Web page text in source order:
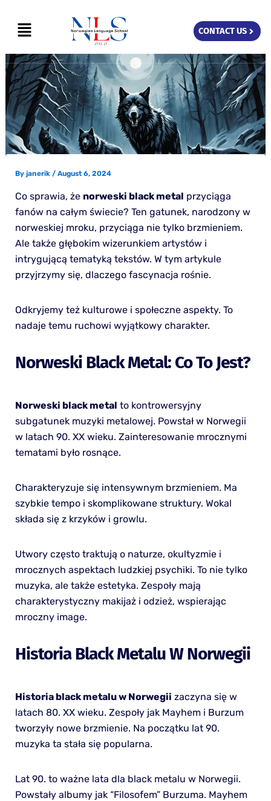
content
Menu CONTACT US
By janerik / August 6, 2024
Co sprawia, że norweski black metal przyciąga
fanów na całym świecie? Ten gatunek, narodzony w
norweskiej mroku, przyciąga nie tylko brzmieniem.
Ale także głębokim wizerunkiem artystów i
intrygującą tematyką tekstów. W tym artykule
przyjrzymy się, dlaczego fascynacja rośnie.
Odkryjemy też kulturowe i społeczne aspekty. To
nadaje temu ruchowi wyjątkowy charakter.
Norweski Black Metal: Co To Jest?
Norweski black metal to kontrowersyjny
subgatunek muzyki metalowej. Powstał w Norwegii
w latach 90. XX wieku. Zainteresowanie mrocznymi
tematami było rosnące.
Charakteryzuje się intensywnym brzmieniem. Ma
szybkie tempo i skomplikowane struktury. Wokal
składa się z krzyków i growlu.
Utwory często traktują o naturze, okultyzmie i
mrocznych aspektach ludzkiej psychiki. To nie tylko
muzyka, ale także estetyka. Zespoły mają
charakterystyczny makijaż i odzież, wspierając
mroczny image.
Historia Black Metalu W Norwegii
Historia black metalu w Norwegii zaczyna się w
latach 80. XX wieku. Zespoły jak Mayhem i Burzum
tworzyły nowe brzmienie. Na początku lat 90.
muzyka ta stała się popularna.
Lat 90. to ważne lata dla black metalu w Norwegii.
Powstały albumy jak “Filosofem” Burzuma. Mayhem